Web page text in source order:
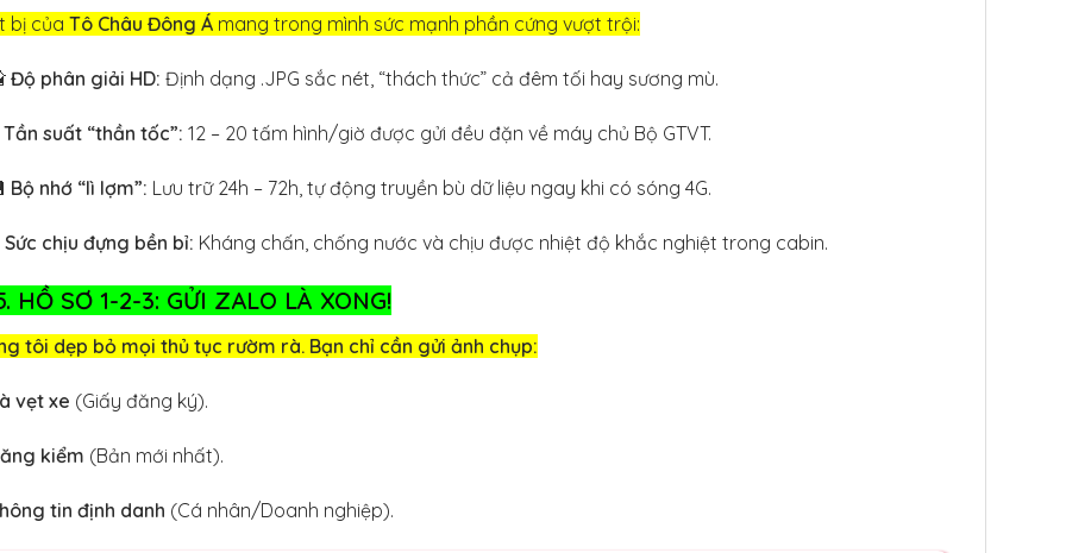
bị của Tô Châu Đông Ámang trong mình sức mạnh phần cứng vượt trội:
Độ phân giải HD: Định dạng .JPG sắc nét, “thách thức” cả đêm tối hay sương mù.
Tần suất “thần tốc”: 12 – 20 tấm hình/giờ được gửi đều đặn về máy chủ Bộ GTVT.
Bộ nhớ “lì lợm”: Lưu trữ 24h – 72h, tự động truyền bù dữ liệu ngay khi có sóng 4G.
Sức chịu đựng bền bỉ: Kháng chấn, chống nước và chịu được nhiệt độ khắc nghiệt trong cabin.
HỒ SƠ 1-2-3: GỬI ZALO LÀ XONG!
tôi dẹp bỏ mọi thủ tục rườm rà. Bạn chỉ cần gửi ảnh chụp:
vẹt xe (Giấy đăng ký).
kiểm (Bản mới nhất).
tin định danh (Cá nhân/Doanh nghiệp).